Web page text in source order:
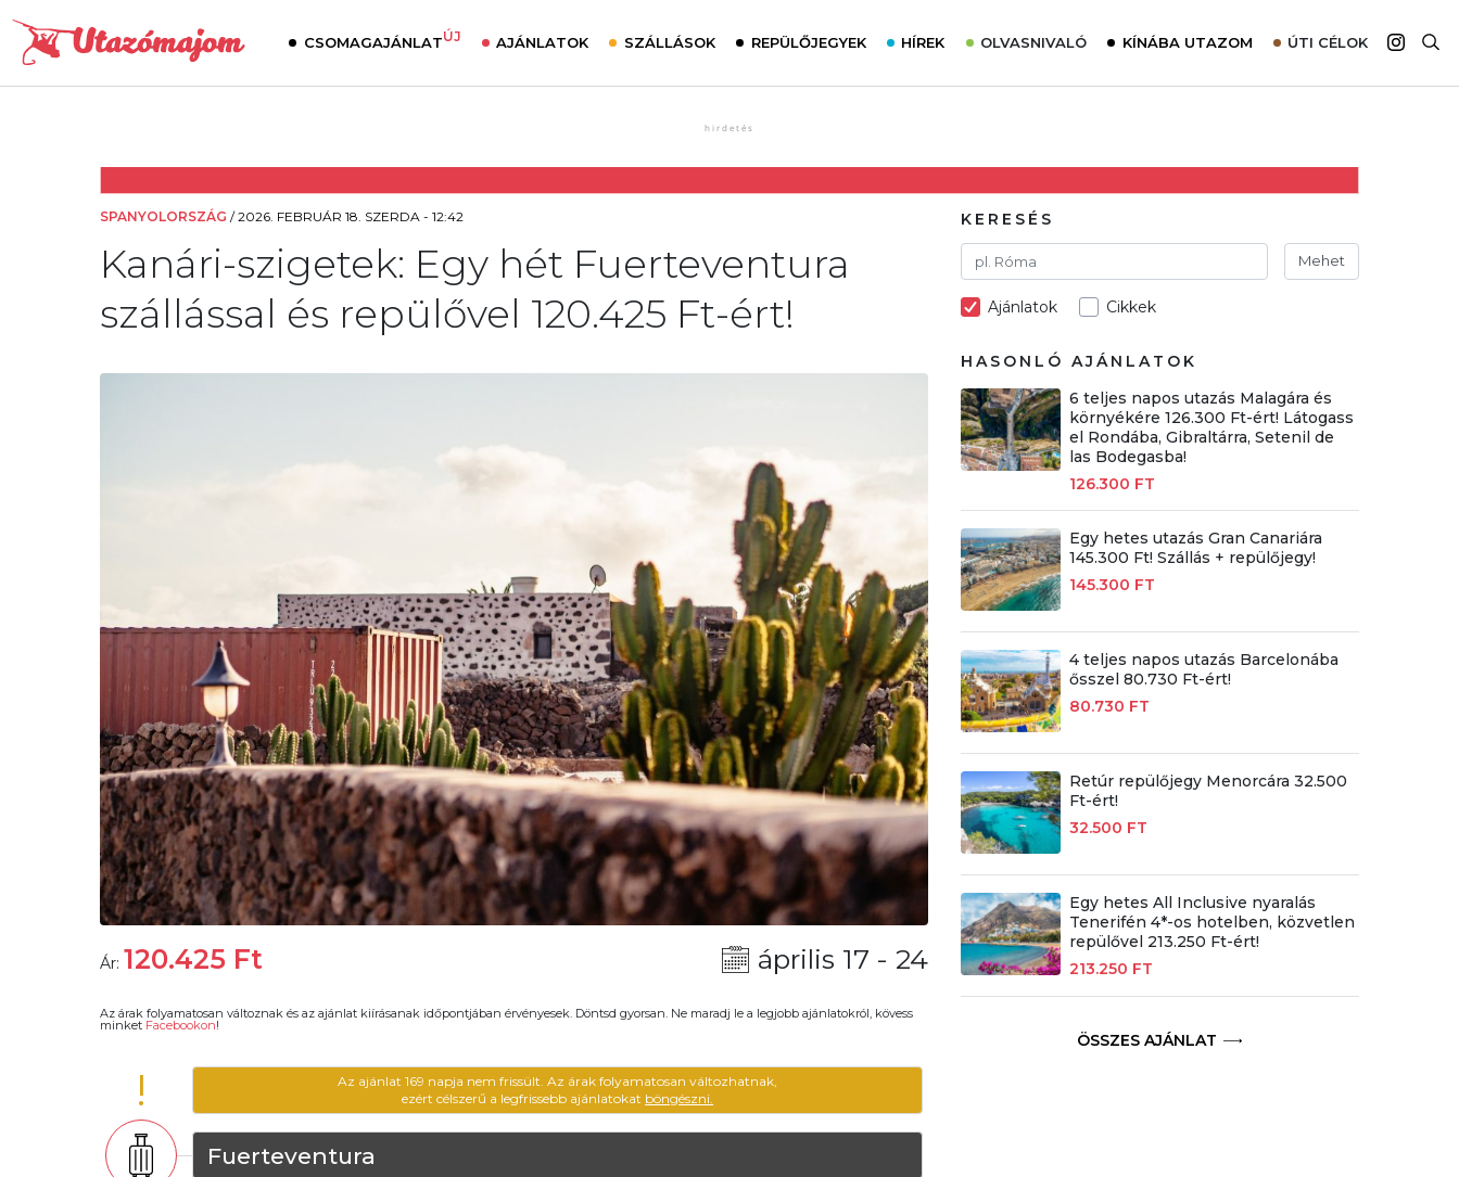
CSOMAGAJÁNLATÚJ AJÁNLATOK SZÁLLÁSOK REPÜLŐJEGYEK HÍREK OLVASNIVALÓ
Utazómajom – CitySIM kártya a világutazóknak
Élménybeszámolók
Szállodalátogatás
Sajtómegjelenések
KÍNÁBA UTAZOM ÚTI CÉLOK
Afrika
SPANYOLORSZÁG /2026. FEBRUÁR 18. SZERDA - 12:42
Kanári-szigetek: Egy hét Fuerteventura
szállással és repülővel 120.425 Ft-ért!
Ár: 120.425 Ft április 17 - 24
Az árak folyamatosan változnak és az ajánlat kiírásanak időpontjában érvényesek. Döntsd gyorsan. Ne maradj le a legjobb ajánlatokról, kövess
minket Facebookon!
!
Az ajánlat 169 napja nem frissült. Az árak folyamatosan változhatnak,
ezért célszerű a legfrissebb ajánlatokat böngészni.
Fuerteventura
KERESÉS
Mehet
Ajánlatok Cikkek
HASONLÓ AJÁNLATOK
6 teljes napos utazás Malagára és
környékére 126.300 Ft-ért! Látogass
el Rondába, Gibraltárra, Setenil de
las Bodegasba!
126.300 FT
Egy hetes utazás Gran Canariára
145.300 Ft! Szállás + repülőjegy!
145.300 FT
4 teljes napos utazás Barcelonába
ősszel 80.730 Ft-ért!
80.730 FT
Retúr repülőjegy Menorcára 32.500
Ft-ért!
32.500 FT
Egy hetes All Inclusive nyaralás
Tenerifén 4*-os hotelben, közvetlen
repülővel 213.250 Ft-ért!
213.250 FT
ÖSSZES AJÁNLAT